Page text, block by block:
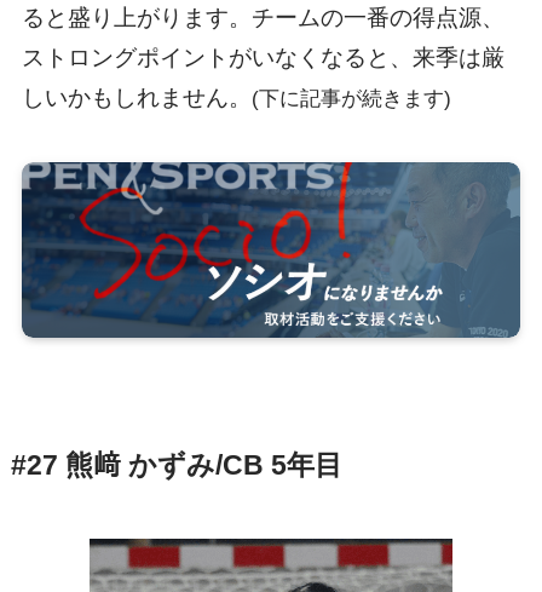
ると盛り上がります。チームの一番の得点源、
ストロングポイントがいなくなると、来季は厳
しいかもしれません。
(下に記事が続きます)
#27 熊﨑 かずみ/CB 5年目